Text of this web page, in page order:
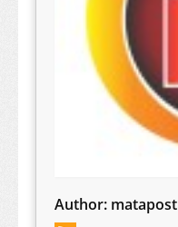
Author: matapost